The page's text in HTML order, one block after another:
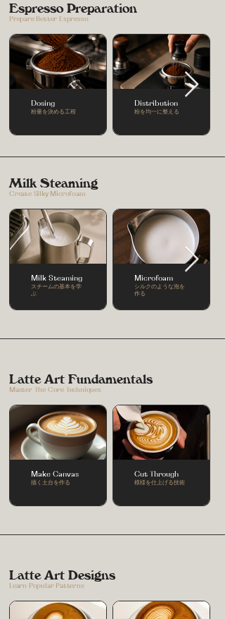
Espresso Preparation
Prepare Better Espresso
Dosing
粉量を決める工程
Distribution
粉を均一に整える
Milk Steaming
Create Silky Microfoam
Milk Steaming
スチームの基本を学
ぶ
Microfoam
シルクのような泡を
作る
Latte Art Fundamentals
Master The Core Techniques
Make Canvas
描く土台を作る
Cut Through
模様を仕上げる技術
Latte Art Designs
Learn Popular Patterns